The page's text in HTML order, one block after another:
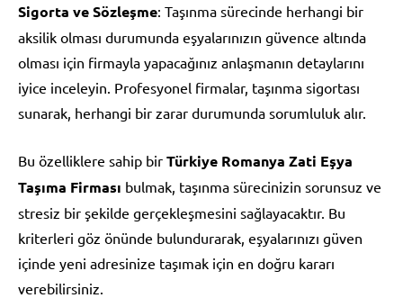
Sigorta ve Sözleşme: Taşınma sürecinde herhangi bir
aksilik olması durumunda eşyalarınızın güvence altında
olması için firmayla yapacağınız anlaşmanın detaylarını
iyice inceleyin. Profesyonel firmalar, taşınma sigortası
sunarak, herhangi bir zarar durumunda sorumluluk alır.
Bu özelliklere sahip bir Türkiye Romanya Zati Eşya
Taşıma Firması bulmak, taşınma sürecinizin sorunsuz ve
stresiz bir şekilde gerçekleşmesini sağlayacaktır. Bu
kriterleri göz önünde bulundurarak, eşyalarınızı güven
içinde yeni adresinize taşımak için en doğru kararı
verebilirsiniz.